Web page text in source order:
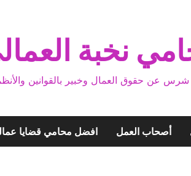
نخبة
عن حقوق العمال وخبير بالقوانين
أصحاب العمل افضل محامي قضايا